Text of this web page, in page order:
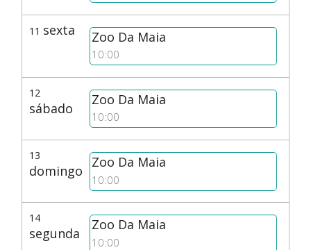
11 sexta Zoo Da Maia
10:00
12
sábado
Zoo Da Maia
10:00
13
domingo
Zoo Da Maia
10:00
14
segunda
Zoo Da Maia
10:00